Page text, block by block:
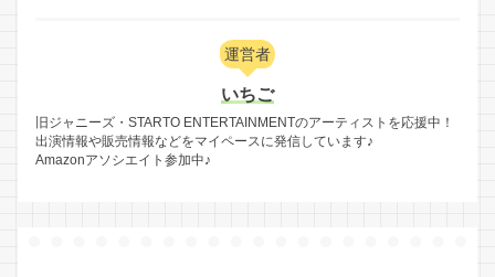
運営者
いちご
旧ジャニーズ・STARTO ENTERTAINMENTのアーティストを応援中！
出演情報や販売情報などをマイペースに発信しています♪
Amazonアソシエイト参加中♪